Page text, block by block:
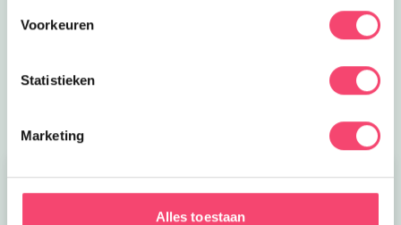
Voorkeuren
Statistieken
Marketing
Alles toestaan
stoere activiteiten voor kids bij het Nationaal Militair
Museum. Wie is het snelste op de stormbaan? Rijd zelf
Bekijk het aanbod